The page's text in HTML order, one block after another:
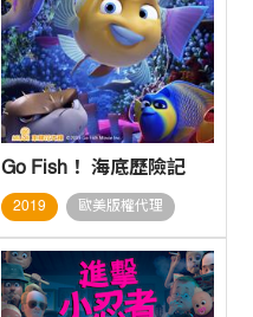
Go Fish！ 海底歷險記
2019 歐美版權代理